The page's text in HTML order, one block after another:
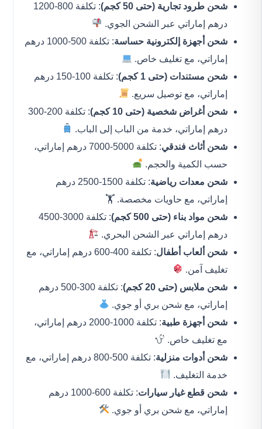
شحن طرود تجارية (حتى 50 كجم)
: تكلفة 800-1200
درهم إماراتي عبر الشحن الجوي.
شحن أجهزة إلكترونية حساسة
: تكلفة 500-1000 درهم
إماراتي، مع تغليف خاص.
شحن مستندات (حتى 1 كجم)
: تكلفة 100-150 درهم
إماراتي، مع توصيل سريع.
شحن أغراض شخصية (حتى 10 كجم)
: تكلفة 200-300
درهم إماراتي، خدمة من الباب إلى الباب.
شحن أثاث فندقي
: تكلفة 5000-7000 درهم إماراتي،
حسب الكمية والحجم.
شحن معدات رياضية
: تكلفة 1500-2500 درهم
إماراتي، مع حاويات مخصصة. 🏋️
شحن مواد بناء (حتى 500 كجم)
: تكلفة 3000-4500
درهم إماراتي عبر الشحن البحري.
شحن ألعاب أطفال
: تكلفة 400-600 درهم إماراتي، مع
تغليف آمن.
شحن ملابس (حتى 20 كجم)
: تكلفة 300-500 درهم
إماراتي، مع شحن بري أو جوي.
شحن أجهزة طبية
: تكلفة 1000-2000 درهم إماراتي،
مع تغليف خاص.
شحن أدوات منزلية
: تكلفة 500-800 درهم إماراتي، مع
خدمة التغليف.
شحن قطع غيار سيارات
: تكلفة 600-1000 درهم
إماراتي، مع شحن بري أو جوي.